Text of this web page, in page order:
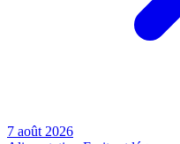
7 août 2026